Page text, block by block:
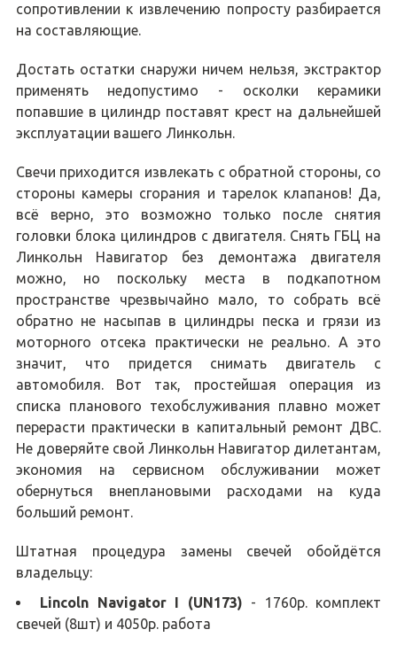
сопротивлении к извлечению попросту разбирается
на составляющие.
Достать остатки снаружи ничем нельзя, экстрактор
применять недопустимо - осколки керамики
попавшие в цилиндр поставят крест на дальнейшей
эксплуатации вашего Линкольн.
Свечи приходится извлекать с обратной стороны, со
стороны камеры сгорания и тарелок клапанов! Да,
всё верно, это возможно только после снятия
головки блока цилиндров с двигателя. Снять ГБЦ на
Линкольн Навигатор без демонтажа двигателя
можно, но поскольку места в подкапотном
пространстве чрезвычайно мало, то собрать всё
обратно не насыпав в цилиндры песка и грязи из
моторного отсека практически не реально. А это
значит, что придется снимать двигатель с
автомобиля. Вот так, простейшая операция из
списка планового техобслуживания плавно может
перерасти практически в капитальный ремонт ДВС.
Не доверяйте свой Линкольн Навигатор дилетантам,
экономия на сервисном обслуживании может
обернуться внеплановыми расходами на куда
больший ремонт.
Штатная процедура замены свечей обойдётся
владельцу:
Lincoln Navigator I (UN173) - 1760р. комплект
свечей (8шт) и 4050р. работа